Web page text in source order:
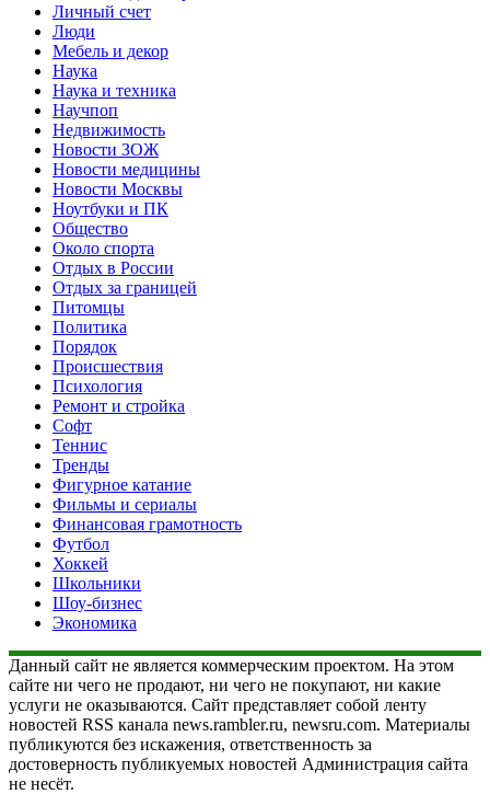
Личный счет
Люди
Мебель и декор
Наука
Наука и техника
Научпоп
Недвижимость
Новости ЗОЖ
Новости медицины
Новости Москвы
Ноутбуки и ПК
Общество
Около спорта
Отдых в России
Отдых за границей
Питомцы
Политика
Порядок
Происшествия
Психология
Ремонт и стройка
Софт
Теннис
Тренды
Фигурное катание
Фильмы и сериалы
Финансовая грамотность
Футбол
Хоккей
Школьники
Шоу-бизнес
Экономика
Данный сайт не является коммерческим проектом. На этом
сайте ни чего не продают, ни чего не покупают, ни какие
услуги не оказываются. Сайт представляет собой ленту
новостей RSS канала news.rambler.ru, newsru.com. Материалы
публикуются без искажения, ответственность за
достоверность публикуемых новостей Администрация сайта
не несёт.